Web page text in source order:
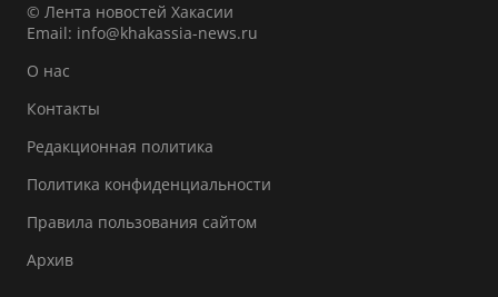
© Лента новостей Хакасии
Email: info@khakassia-news.ru
О нас
Контакты
Редакционная политика
Политика конфиденциальности
Правила пользования сайтом
Архив